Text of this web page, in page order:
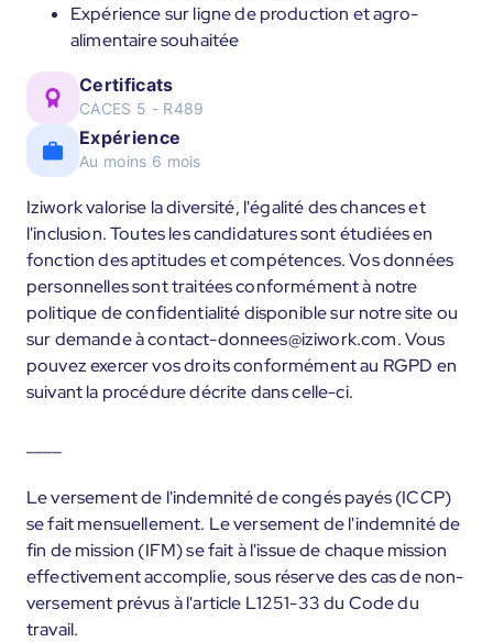
Expérience sur ligne de production et agro-
alimentaire souhaitée
Certificats
CACES 5 - R489
Expérience
Au moins 6 mois
Iziwork valorise la diversité, l'égalité des chances et
l'inclusion. Toutes les candidatures sont étudiées en
fonction des aptitudes et compétences. Vos données
personnelles sont traitées conformément à notre
politique de confidentialité disponible sur notre site ou
sur demande à contact-donnees@iziwork.com. Vous
pouvez exercer vos droits conformément au RGPD en
suivant la procédure décrite dans celle-ci.
Le versement de l'indemnité de congés payés (ICCP)
se fait mensuellement. Le versement de l'indemnité de
fin de mission (IFM) se fait à l'issue de chaque mission
effectivement accomplie, sous réserve des cas de non-
versement prévus à l'article L1251-33 du Code du
travail.